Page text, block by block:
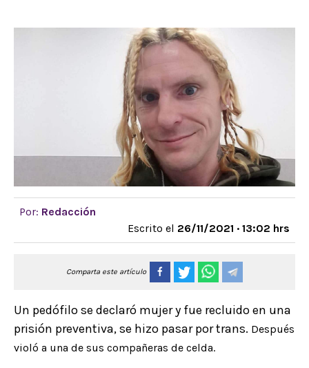
Por: Redacción
Escrito el 26/11/2021 · 13:02 hrs
Comparta este artículo
Un pedófilo se declaró mujer y fue recluido en una
prisión preventiva, se hizo pasar por trans. Después
violó a una de sus compañeras de celda.